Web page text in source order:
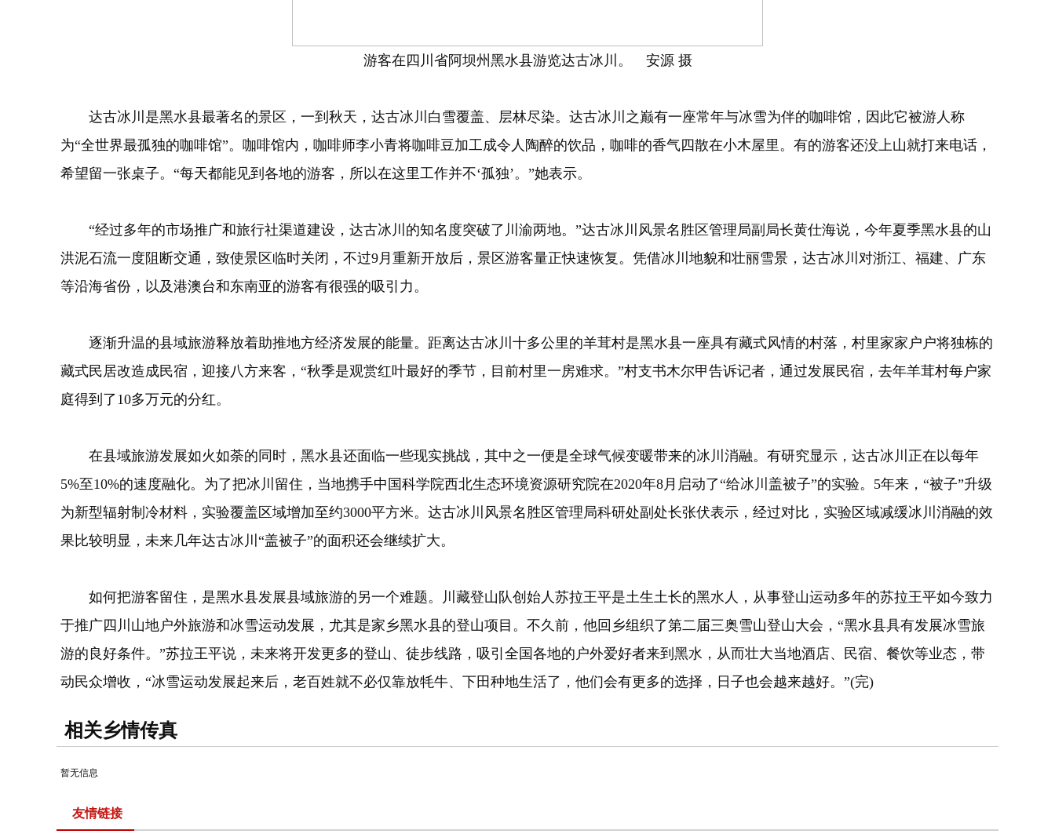
游客在四川省阿坝州黑水县游览达古冰川。 安源 摄
达古冰川是黑水县最著名的景区，一到秋天，达古冰川白雪覆盖、层林尽染。达古冰川之巅有一座常年与冰雪为伴的咖啡馆，因此它被游人称
为“全世界最孤独的咖啡馆”。咖啡馆内，咖啡师李小青将咖啡豆加工成令人陶醉的饮品，咖啡的香气四散在小木屋里。有的游客还没上山就打来电话，
希望留一张桌子。“每天都能见到各地的游客，所以在这里工作并不‘孤独’。”她表示。
“经过多年的市场推广和旅行社渠道建设，达古冰川的知名度突破了川渝两地。”达古冰川风景名胜区管理局副局长黄仕海说，今年夏季黑水县的山
洪泥石流一度阻断交通，致使景区临时关闭，不过9月重新开放后，景区游客量正快速恢复。凭借冰川地貌和壮丽雪景，达古冰川对浙江、福建、广东
等沿海省份，以及港澳台和东南亚的游客有很强的吸引力。
逐渐升温的县域旅游释放着助推地方经济发展的能量。距离达古冰川十多公里的羊茸村是黑水县一座具有藏式风情的村落，村里家家户户将独栋的
藏式民居改造成民宿，迎接八方来客，“秋季是观赏红叶最好的季节，目前村里一房难求。”村支书木尔甲告诉记者，通过发展民宿，去年羊茸村每户家
庭得到了10多万元的分红。
在县域旅游发展如火如荼的同时，黑水县还面临一些现实挑战，其中之一便是全球气候变暖带来的冰川消融。有研究显示，达古冰川正在以每年
5%至10%的速度融化。为了把冰川留住，当地携手中国科学院西北生态环境资源研究院在2020年8月启动了“给冰川盖被子”的实验。5年来，“被子”升级
为新型辐射制冷材料，实验覆盖区域增加至约3000平方米。达古冰川风景名胜区管理局科研处副处长张伏表示，经过对比，实验区域减缓冰川消融的效
果比较明显，未来几年达古冰川“盖被子”的面积还会继续扩大。
如何把游客留住，是黑水县发展县域旅游的另一个难题。川藏登山队创始人苏拉王平是土生土长的黑水人，从事登山运动多年的苏拉王平如今致力
于推广四川山地户外旅游和冰雪运动发展，尤其是家乡黑水县的登山项目。不久前，他回乡组织了第二届三奥雪山登山大会，“黑水县具有发展冰雪旅
游的良好条件。”苏拉王平说，未来将开发更多的登山、徒步线路，吸引全国各地的户外爱好者来到黑水，从而壮大当地酒店、民宿、餐饮等业态，带
动民众增收，“冰雪运动发展起来后，老百姓就不必仅靠放牦牛、下田种地生活了，他们会有更多的选择，日子也会越来越好。”(完)
相关乡情传真
暂无信息
友情链接